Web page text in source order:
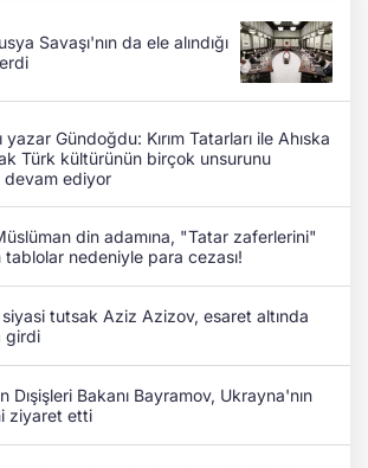
Savaşı'nın da ele alındığı
yazar Gündoğdu: Kırım Tatarları ile Ahıska
Türk kültürünün birçok unsurunu
devam ediyor
din adamına, "Tatar zaferlerini"
nedeniyle para cezası!
siyasi tutsak Aziz Azizov, esaret altında
girdi
Dışişleri Bakanı Bayramov, Ukrayna'nın
ziyaret etti